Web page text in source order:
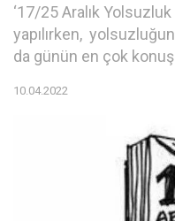
‘17/25 Aralık
yapılırken,
da günün en çok
10.04.2022